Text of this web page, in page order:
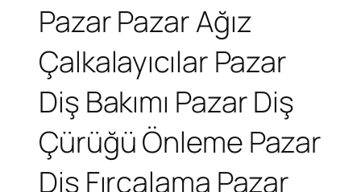
PazarPazar Ağız
Çalkalayıcılar Pazar
Diş Bakımı Pazar Diş
Çürüğü Önleme Pazar
Diş Fırçalama Pazar